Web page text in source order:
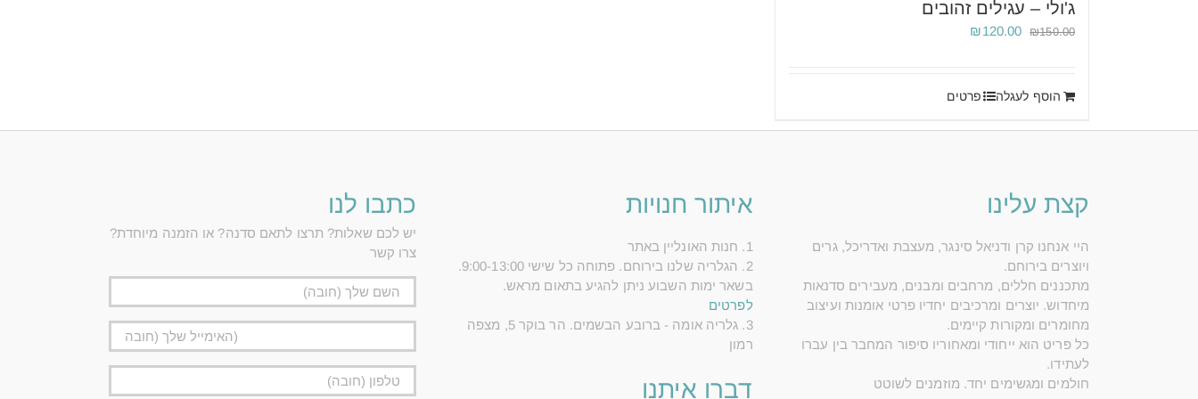
ג'ולי – עגילים זהובים
₪150.00
המחיר
₪150.00.
₪120.00
המחיר
הוסף לעגלה פרטים
קצת עלינו
היי אנחנו קרן ודניאל סינגר, מעצבת ואדריכל, גרים
ויוצרים בירוחם.
מתכננים חללים, מרחבים ומבנים, מעבירים סדנאות
מיחדוש. יוצרים ומרכיבים יחדיו פרטי אומנות ועיצוב
מחומרים ומקורות קיימים.
כל פריט הוא ייחודי ומאחוריו סיפור המחבר בין עברו
לעתידו.
חולמים ומגשימים יחד. מוזמנים לשוטט
איתור חנויות
1. חנות האונליין באתר
2. הגלריה שלנו בירוחם. פתוחה כל שישי 9:00-13:00.
בשאר ימות השבוע ניתן להגיע בתאום מראש.
לפרטים
3. גלריה אומה - ברובע הבשמים. הר בוקר 5, מצפה
רמון
דברו איתנו
כתבו לנו
יש לכם שאלות? תרצו לתאם סדנה? או הזמנה מיוחדת?
צרו קשר